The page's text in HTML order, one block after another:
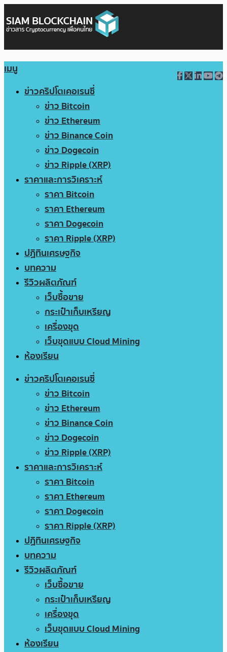
เมนู
ข่าวคริปโตเคอเรนซี่
ข่าว Bitcoin
ข่าว Ethereum
ข่าว Binance Coin
ข่าว Dogecoin
ข่าว Ripple (XRP)
ราคาและการวิเคราะห์
ราคา Bitcoin
ราคา Ethereum
ราคา Dogecoin
ราคา Ripple (XRP)
ปฏิทินเศรษฐกิจ
บทความ
รีวิวผลิตภัณฑ์
เว็บซื้อขาย
กระเป๋าเก็บเหรียญ
เครื่องขุด
เว็บขุดแบบ Cloud Mining
ห้องเรียน
ข่าวคริปโตเคอเรนซี่
ข่าว Bitcoin
ข่าว Ethereum
ข่าว Binance Coin
ข่าว Dogecoin
ข่าว Ripple (XRP)
ราคาและการวิเคราะห์
ราคา Bitcoin
ราคา Ethereum
ราคา Dogecoin
ราคา Ripple (XRP)
ปฏิทินเศรษฐกิจ
บทความ
รีวิวผลิตภัณฑ์
เว็บซื้อขาย
กระเป๋าเก็บเหรียญ
เครื่องขุด
เว็บขุดแบบ Cloud Mining
ห้องเรียน